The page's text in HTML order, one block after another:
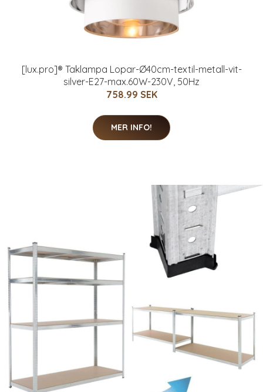
[lux.pro]® Taklampa Lopar-Ø40cm-textil-metall-vit-
silver-E27-max.60W-230V, 50Hz
758.99 SEK
MER INFO!